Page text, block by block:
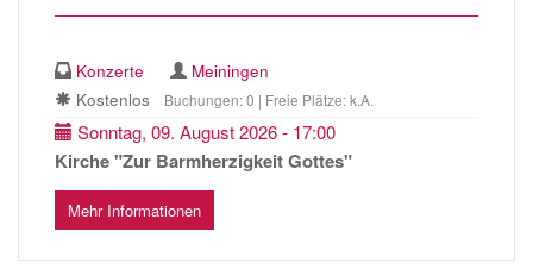
Konzerte
Meiningen
Kostenlos
Buchungen: 0 | Freie Plätze: k.A.
Sonntag, 09. August 2026 - 17:00
Kirche "Zur Barmherzigkeit Gottes"
Mehr Informationen